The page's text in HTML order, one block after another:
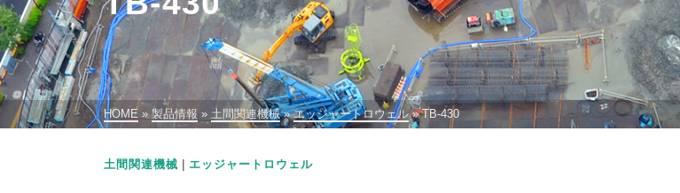
HOME » 製品情報 » 土間関連機械 » エッジャートロウェル » TB-430
土間関連機械 | エッジャートロウェル